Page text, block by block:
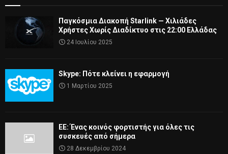
Παγκόσμια Διακοπή Starlink — Χιλιάδες
Χρήστες Χωρίς Διαδίκτυο στις 22:00 Ελλάδας
24 Ιουλίου 2025
Skype: Πότε κλείνει η εφαρμογή
1 Μαρτίου 2025
ΕΕ: Ένας κοινός φορτιστής για όλες τις
συσκευές από σήμερα
28 Δεκεμβρίου 2024